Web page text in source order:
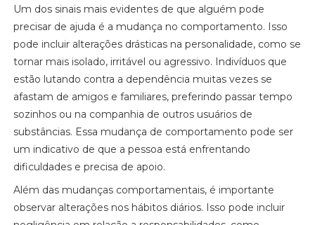
Um dos sinais mais evidentes de que alguém pode
precisar de ajuda é a mudança no comportamento. Isso
pode incluir alterações drásticas na personalidade, como se
tornar mais isolado, irritável ou agressivo. Indivíduos que
estão lutando contra a dependência muitas vezes se
afastam de amigos e familiares, preferindo passar tempo
sozinhos ou na companhia de outros usuários de
substâncias. Essa mudança de comportamento pode ser
um indicativo de que a pessoa está enfrentando
dificuldades e precisa de apoio.
Além das mudanças comportamentais, é importante
observar alterações nos hábitos diários. Isso pode incluir